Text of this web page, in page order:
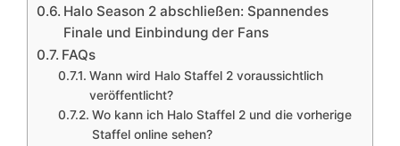
Halo Season 2 abschließen: Spannendes
Finale und Einbindung der Fans
FAQs
Wann wird Halo Staffel 2 voraussichtlich
veröffentlicht?
Wo kann ich Halo Staffel 2 und die vorherige
Staffel online sehen?